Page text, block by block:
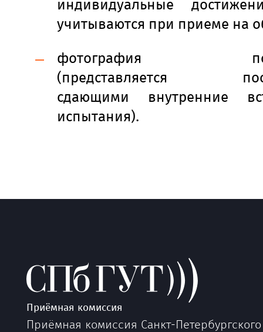
индивидуальные
учитываются при приеме на
фотография
(представляется
сдающими внутренние
испытания).
Приёмная комиссия
Приёмная комиссия Санкт-Петербургского